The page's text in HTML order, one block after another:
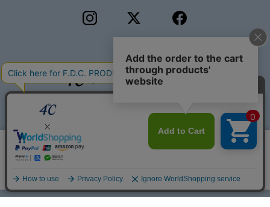
このサイトではサービス向上のためクッキー
を利用しています。